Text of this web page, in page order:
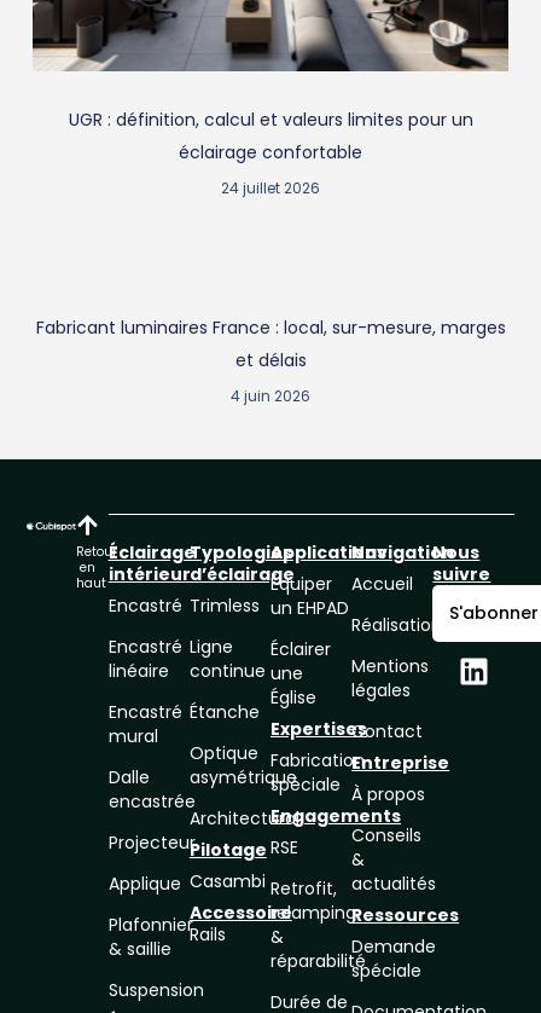
UGR : définition, calcul et valeurs limites pour un
éclairage confortable
24 juillet 2026
Fabricant luminaires France : local, sur-mesure, marges
et délais
4 juin 2026
Éclairage
intérieur
Encastré
Encastré
linéaire
Encastré
mural
Dalle
encastrée
Projecteur
Applique
Plafonnier
& saillie
Suspension
Typologies
d’éclairage
Trimless
Ligne
continue
Étanche
Optique
asymétrique
Architectural
Pilotage
Casambi
Accessoire
Rails
Applications
Équiper
un EHPAD
Éclairer
une
Église
Expertises
Fabrication
spéciale
Engagements
RSE
Retrofit,
relamping
&
réparabilité
Durée de
Navigation
Accueil
Réalisations
Mentions
légales
Contact
Entreprise
À propos
Conseils
&
actualités
Ressources
Demande
spéciale
S'abonner
Nous
suivre
Retour
en
haut